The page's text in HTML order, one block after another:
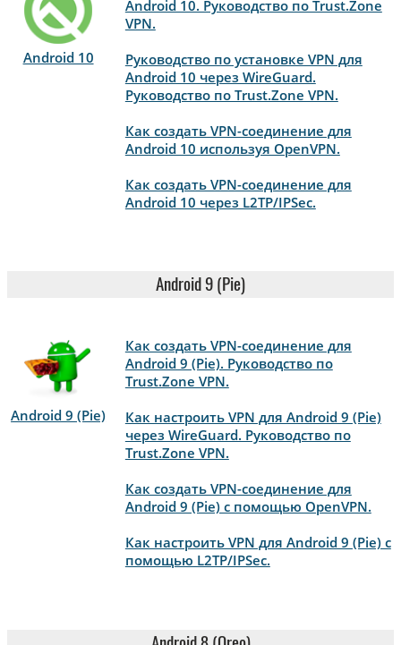
Android 10
Android 10. Руководство по Trust.Zone
VPN.
Руководство по установке VPN для
Android 10 через WireGuard.
Руководство по Trust.Zone VPN.
Как создать VPN-соединение для
Android 10 используя OpenVPN.
Как создать VPN-соединение для
Android 10 через L2TP/IPSec.
Android 9 (Pie)
Android 9 (Pie)
Как создать VPN-соединение для
Android 9 (Pie). Руководство по
Trust.Zone VPN.
Как настроить VPN для Android 9 (Pie)
через WireGuard. Руководство по
Trust.Zone VPN.
Как создать VPN-соединение для
Android 9 (Pie) с помощью OpenVPN.
Как настроить VPN для Android 9 (Pie) с
помощью L2TP/IPSec.